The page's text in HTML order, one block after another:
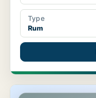
Type
Rum
Rum i Kungälv